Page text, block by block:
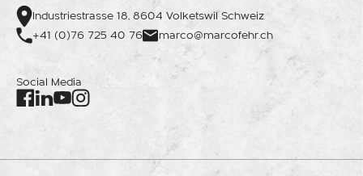
Industriestrasse 18, 8604 Volketswil Schweiz
+41 (0)76 725 40 76
marco@marcofehr.ch
Social Media
Facebook
LinkedIn
Youtube
Instagram